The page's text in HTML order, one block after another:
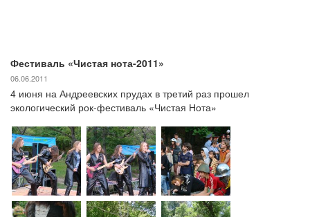
Фестиваль «Чистая нота-2011»
06.06.2011
4 июня на Андреевских прудах в третий раз прошел
экологический рок-фестиваль «Чистая Нота»